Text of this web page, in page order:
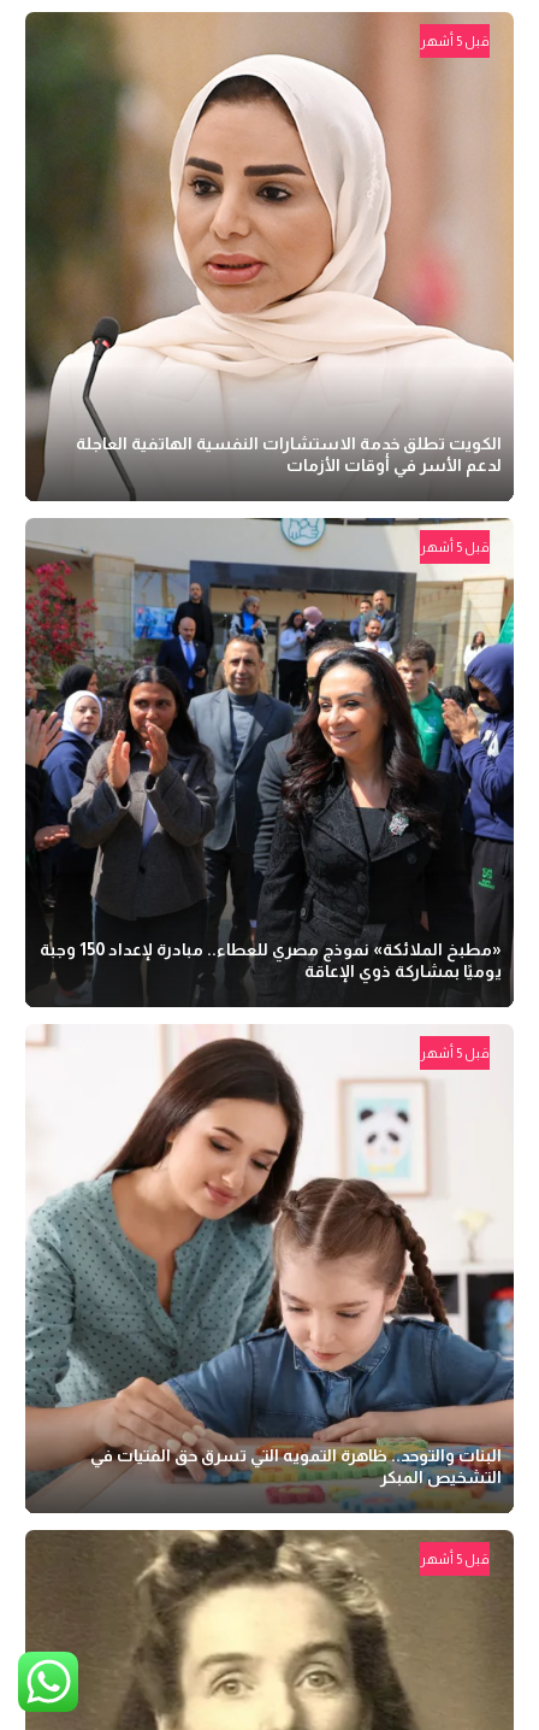
قبل 5 أشهر
الكويت تطلق خدمة الاستشارات النفسية الهاتفية العاجلة
لدعم الأسر في أوقات الأزمات
قبل 5 أشهر
«مطبخ الملائكة» نموذج مصري للعطاء.. مبادرة لإعداد 150 وجبة
يوميًا بمشاركة ذوي الإعاقة
قبل 5 أشهر
البنات والتوحد.. ظاهرة التمويه التي تسرق حق الفتيات في
التشخيص المبكر
قبل 5 أشهر